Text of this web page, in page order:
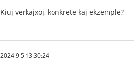
Kiuj verkajxoj, konkrete kaj ekzemple?
2024 9 5 13:30:24